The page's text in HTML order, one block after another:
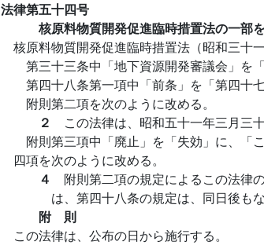
法律第五十四号
核原料物質開発促進臨時措置法の一部
核原料物質開発促進臨時措置法（昭和三十
第三十三条中「地下資源開発審議会」を
第四十八条第一項中「前条」を「第四十
附則第二項を次のように改める。
２ この法律は、昭和五十一年三月三
附則第三項中「廃止」を「失効」に、「
四項を次のように改める。
４ 附則第二項の規定によるこの法律
は、第四十八条の規定は、同日後も
附 則
この法律は、公布の日から施行する。